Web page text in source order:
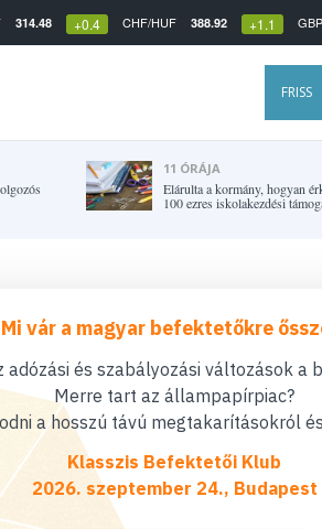
314.48 +0.4 CHF/HUF 388.92 +1.1
FRISS
11 ÓRÁJA
Elárulta a kormány, hogyan
100 ezres iskolakezdési
Mi vár a magyar befektetőkre
adózási és szabályozási változások a
Merre tart az állampapírpiac?
a hosszú távú megtakarításokról
Klasszis Befektetői Klub
2026. szeptember 24., Budapest